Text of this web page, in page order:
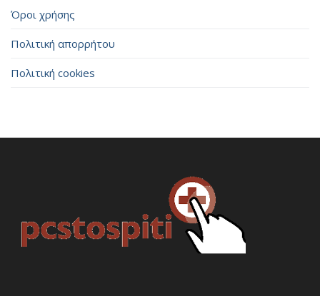
Όροι χρήσης
Πολιτική απορρήτου
Πολιτική cookies